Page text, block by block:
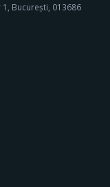
București, 013686